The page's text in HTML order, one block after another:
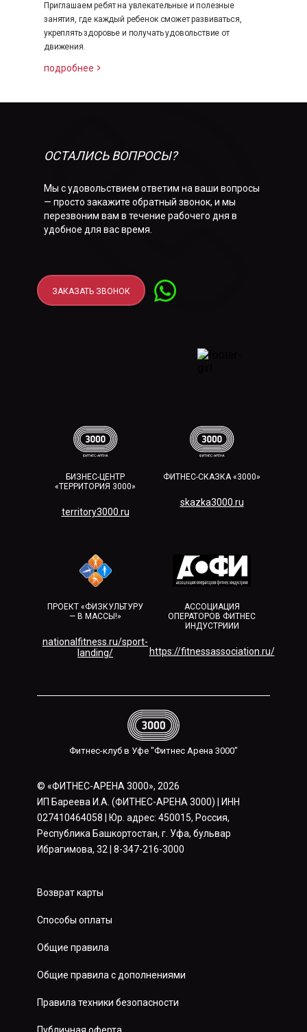
Приглашаем ребят на увлекательные и полезные
занятия, где каждый ребенок сможет развиваться,
укреплять здоровье и получать удовольствие от
движения.
подробнее
ОСТАЛИСЬ ВОПРОСЫ?
Мы с удовольствием ответим на ваши вопросы
— просто закажите обратный звонок, и мы
перезвоним вам в течение рабочего дня в
удобное для вас время.
ЗАКАЗАТЬ ЗВОНОК
БИЗНЕС-ЦЕНТР
«ТЕРРИТОРИЯ 3000»
territory3000.ru​
ФИТНЕС-СКАЗКА «3000»
skazka3000.ru
ПРОЕКТ «ФИЗКУЛЬТУРУ
— В МАССЫ!»
nationalfitness.ru/sport-
landing/
АССОЦИАЦИЯ
ОПЕРАТОРОВ ФИТНЕС
ИНДУСТРИИИ
https://fitnessassociation.ru/
Фитнес-клуб в Уфе "Фитнес Арена 3000"
© «ФИТНЕС-АРЕНА 3000», 2026
ИП Бареева И.А. (ФИТНЕС-АРЕНА 3000) | ИНН
027410464058 | Юр. адрес: 450015, Россия,
Республика Башкортостан, г. Уфа, бульвар
Ибрагимова, 32 | 8-347-216-3000
Возврат карты
Способы оплаты
Общие правила
Общие правила с дополнениями
Правила техники безопасности